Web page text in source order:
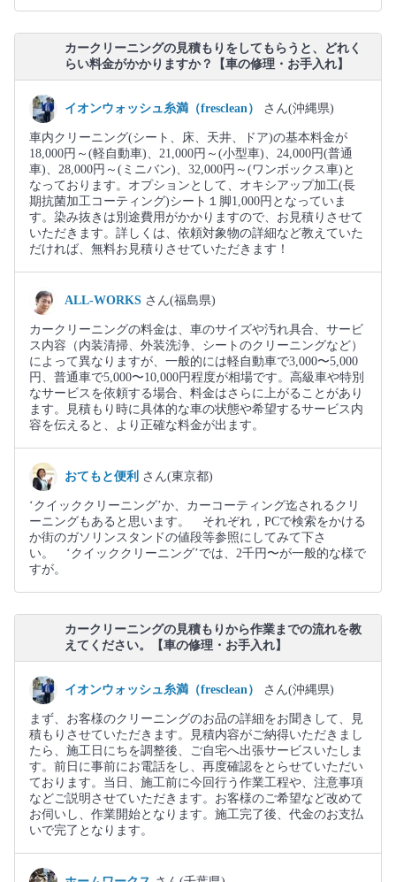
カークリーニングの見積もりをしてもらうと、どれく
らい料金がかかりますか？【車の修理・お手入れ】
イオンウォッシュ糸満（fresclean） さん(沖縄県)
車内クリーニング(シート、床、天井、ドア)の基本料金が
18,000円～(軽自動車)、21,000円～(小型車)、24,000円(普通
車)、28,000円～(ミニバン)、32,000円～(ワンボックス車)と
なっております。オプションとして、オキシアップ加工(長
期抗菌加工コーティング)シート１脚1,000円となっていま
す。染み抜きは別途費用がかかりますので、お見積りさせて
いただきます。詳しくは、依頼対象物の詳細など教えていた
だければ、無料お見積りさせていただきます！
ALL-WORKS さん(福島県)
カークリーニングの料金は、車のサイズや汚れ具合、サービ
ス内容（内装清掃、外装洗浄、シートのクリーニングなど）
によって異なりますが、一般的には軽自動車で3,000〜5,000
円、普通車で5,000〜10,000円程度が相場です。高級車や特別
なサービスを依頼する場合、料金はさらに上がることがあり
ます。見積もり時に具体的な車の状態や希望するサービス内
容を伝えると、より正確な料金が出ます。
おてもと便利 さん(東京都)
‘クイッククリーニング’か、カーコーティング迄されるクリ
ーニングもあると思います。 それぞれ，PCで検索をかける
か街のガソリンスタンドの値段等参照にしてみて下さ
い。 ‘クイッククリーニング’では、2千円〜が一般的な様で
すが。
カークリーニングの見積もりから作業までの流れを教
えてください。【車の修理・お手入れ】
イオンウォッシュ糸満（fresclean） さん(沖縄県)
まず、お客様のクリーニングのお品の詳細をお聞きして、見
積もりさせていただきます。見積内容がご納得いただきまし
たら、施工日にちを調整後、ご自宅へ出張サービスいたしま
す。前日に事前にお電話をし、再度確認をとらせていただい
ております。当日、施工前に今回行う作業工程や、注意事項
などご説明させていただきます。お客様のご希望など改めて
お伺いし、作業開始となります。施工完了後、代金のお支払
いで完了となります。